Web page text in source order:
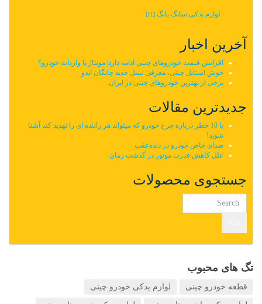
لوازم یدکی سانگ یانگ [11]
آخرین اخبار
افزایش قیمت خودروهای چینی ادامه دارد| مونتاژ یا واردات خودرو؟
خوش استایل چینی، معرفی نسل جدید چانگان ایدو
برخی از بهترین خودروهای چینی در ایران
جدیدترین مقالات
با 10 خطر درباره چرخ خودرو که میتواند هر راننده ای را تهدید کند آشنا
شوید!
صدای خاص خودرو در دنده‌عقب
علل کاهش قدرت موتور در گذشت زمان
جستجوی محصولات
تگ های محبوب
قطعه خودرو چینی لوازم یدکی خودرو چینی